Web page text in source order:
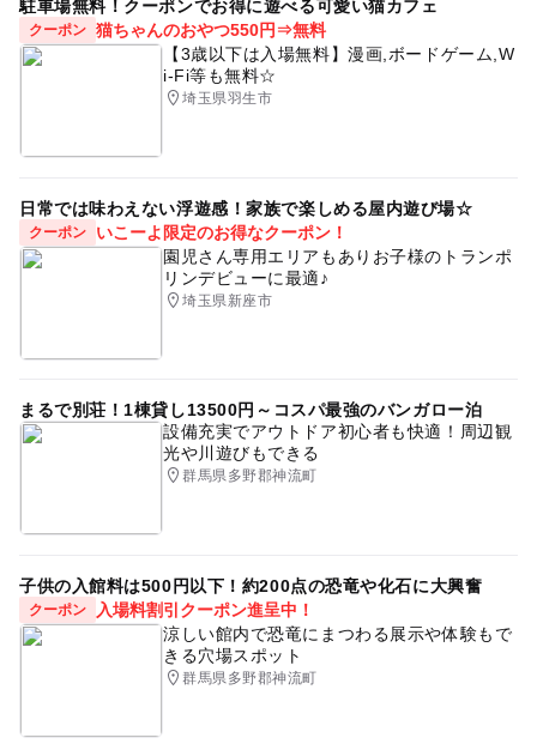
駐車場無料！クーポンでお得に遊べる可愛い猫カフェ
クーポン 猫ちゃんのおやつ550円⇒無料
【3歳以下は入場無料】漫画,ボードゲーム,W
i-Fi等も無料☆
埼玉県羽生市
日常では味わえない浮遊感！家族で楽しめる屋内遊び場☆
クーポン
いこーよ限定のお得なクーポン！
園児さん専用エリアもありお子様のトランポ
リンデビューに最適♪
埼玉県新座市
まるで別荘！1棟貸し13500円～コスパ最強のバンガロー泊
設備充実でアウトドア初心者も快適！周辺観
光や川遊びもできる
群馬県多野郡神流町
子供の入館料は500円以下！約200点の恐竜や化石に大興奮
クーポン
入場料割引クーポン進呈中！
涼しい館内で恐竜にまつわる展示や体験もで
きる穴場スポット
群馬県多野郡神流町